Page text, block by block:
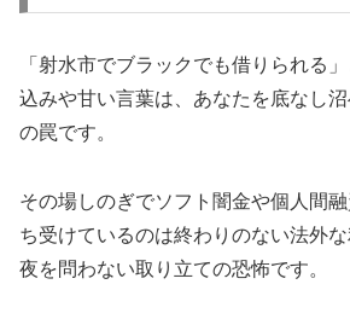
「射水市でブラックでも借りられる
込みや甘い言葉は、あなたを底なし
の罠です。
その場しのぎでソフト闇金や個人間
ち受けているのは終わりのない法外
夜を問わない取り立ての恐怖です。